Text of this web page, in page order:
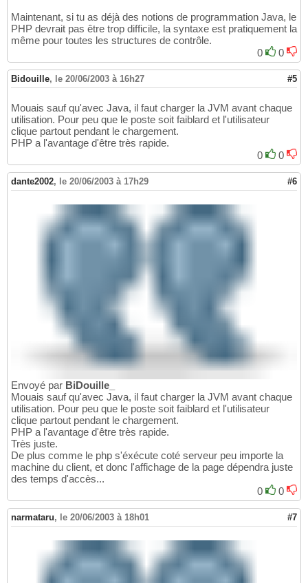
Maintenant, si tu as déjà des notions de programmation Java, le
PHP devrait pas être trop difficile, la syntaxe est pratiquement la
même pour toutes les structures de contrôle.
0
0
Bidouille, le 20/06/2003 à 16h27 #5
Mouais sauf qu'avec Java, il faut charger la JVM avant chaque
utilisation. Pour peu que le poste soit faiblard et l'utilisateur
clique partout pendant le chargement.
PHP a l'avantage d'être très rapide.
0
0
dante2002, le 20/06/2003 à 17h29 #6
Envoyé par BiDouille_
Mouais sauf qu'avec Java, il faut charger la JVM avant chaque
utilisation. Pour peu que le poste soit faiblard et l'utilisateur
clique partout pendant le chargement.
PHP a l'avantage d'être très rapide.
Très juste.
De plus comme le php s'éxécute coté serveur peu importe la
machine du client, et donc l'affichage de la page dépendra juste
des temps d'accès...
0
0
narmataru, le 20/06/2003 à 18h01 #7